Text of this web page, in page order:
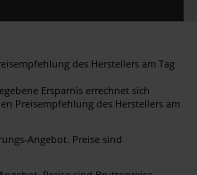
des Herstellers am Tag
Ersparnis errechnet sich
Preisempfehlung des Herstellers am
Angebot. Preise sind